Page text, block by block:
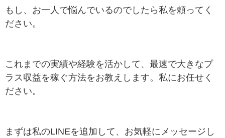
もし、お一人で悩んでいるのでしたら私を頼ってく
ださい。
これまでの実績や経験を活かして、最速で大きなプ
ラス収益を稼ぐ方法をお教えします。私にお任せく
ださい。
まずは私のLINEを追加して、お気軽にメッセージし